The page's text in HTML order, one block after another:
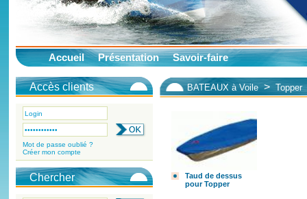
Accueil Présentation Savoir-faire
Accès clients
Mot de passe oublié ?
Créer mon compte
Chercher
BATEAUX à Voile> Topper
Taud de dessus
pour Topper